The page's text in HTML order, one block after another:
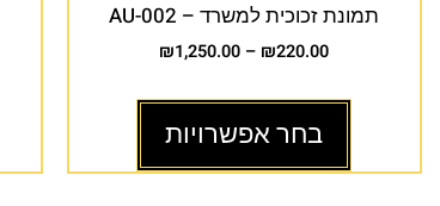
תמונת זכוכית למשרד – AU-002
₪220.00
–
₪1,250.00
בחר אפשרויות